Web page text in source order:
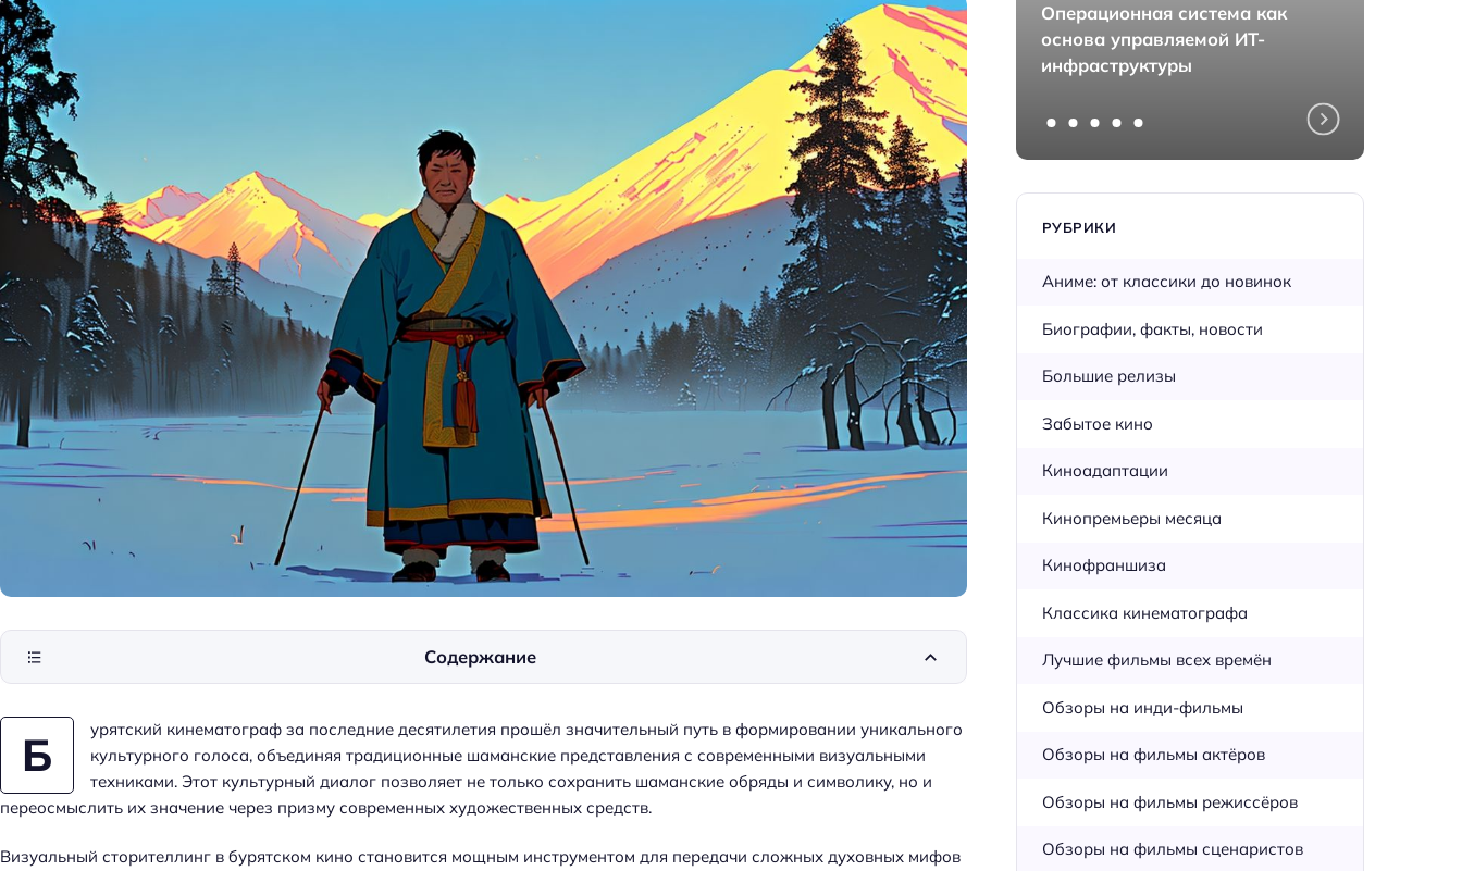
Б
урятский кинематограф за последние десятилетия прошёл значительный путь в формировании уникального
культурного голоса, объединяя традиционные шаманские представления с современными визуальными
техниками. Этот культурный диалог позволяет не только сохранить шаманские обряды и символику, но и
переосмыслить их значение через призму современных художественных средств.
Визуальный сторителлинг в бурятском кино становится мощным инструментом для передачи сложных духовных мифов
Содержание
мероприятий — звук, экраны,
тач-панели: как выбрать и не
ошибиться
Операционная система как
основа управляемой ИТ-
инфраструктуры
РУБРИКИ
Аниме: от классики до новинок
Биографии, факты, новости
Большие релизы
Забытое кино
Киноадаптации
Кинопремьеры месяца
Кинофраншиза
Классика кинематографа
Лучшие фильмы всех времён
Обзоры на инди-фильмы
Обзоры на фильмы актёров
Обзоры на фильмы режиссёров
Обзоры на фильмы сценаристов